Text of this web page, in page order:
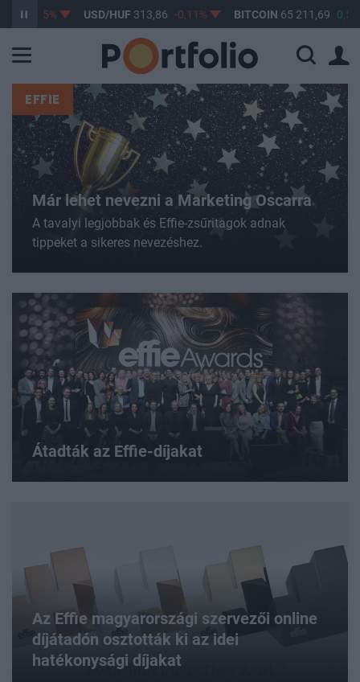
-0,15% USD/HUF313,86 -0,11% BITCOIN65 211,69 0,56%
EFFIE
Már lehet nevezni a Marketing Oscarra
A tavalyi legjobbak és Effie-zsűritagok adnak
tippeket a sikeres nevezéshez.
Átadták az Effie-díjakat
Az Effie magyarországi szervezői online
díjátadón osztották ki az idei
hatékonysági díjakat